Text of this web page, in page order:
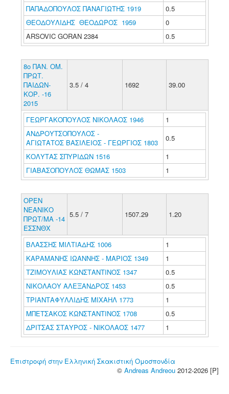
ΠΑΠΑΔΟΠΟΥΛΟΣ ΠΑΝΑΓΙΩΤΗΣ 1919
0.5
ΘΕΟΔΟΥΛΙΔΗΣ ΘΕΟΔΩΡΟΣ 1959
0
ARSOVIC GORAN 2384
0.5
8ο ΠΑΝ. ΟΜ.
ΠΡΩΤ.
ΠΑΙΔΩΝ-
ΚΟΡ. -16
2015
3.5 / 4 1692 39.00
ΓΕΩΡΓΑΚΟΠΟΥΛΟΣ ΝΙΚΟΛΑΟΣ 1946
1
ΑΝΔΡΟΥΤΣΟΠΟΥΛΟΣ -
ΑΓΙΩΤΑΤΟΣ ΒΑΣΙΛΕΙΟΣ - ΓΕΩΡΓΙΟΣ 1803
0.5
ΚΟΛΥΤΑΣ ΣΠΥΡΙΔΩΝ 1516
1
ΓΙΑΒΑΣΟΠΟΥΛΟΣ ΘΩΜΑΣ 1503
1
ΟΡΕΝ
ΝΕΑΝΙΚΟ
ΠΡΩΤ/ΜΑ -14
ΕΣΣΝΘΧ
5.5 / 7 1507.29 1.20
ΒΛΑΣΣΗΣ ΜΙΛΤΙΑΔΗΣ 1006
1
ΚΑΡΑΜΑΝΗΣ ΙΩΑΝΝΗΣ - ΜΑΡΙΟΣ 1349
1
ΤΖΙΜΟΥΛΙΑΣ ΚΩΝΣΤΑΝΤΙΝΟΣ 1347
0.5
ΝΙΚΟΛΑΟΥ ΑΛΕΞΑΝΔΡΟΣ 1453
0.5
ΤΡΙΑΝΤΑΦΥΛΛΙΔΗΣ ΜΙΧΑΗΛ 1773
1
ΜΠΕΤΣΑΚΟΣ ΚΩΝΣΤΑΝΤΙΝΟΣ 1708
0.5
ΔΡΙΤΣΑΣ ΣΤΑΥΡΟΣ - ΝΙΚΟΛΑΟΣ 1477
1
Επιστροφή στην Ελληνική Σκακιστική Ομοσπονδία
© Andreas Andreou 2012-2026 [P]